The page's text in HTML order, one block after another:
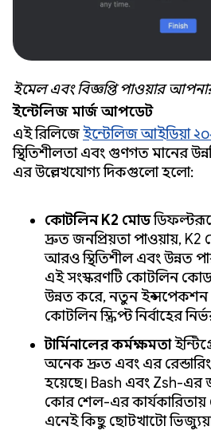
ইমেল এবং বিজ্ঞপ্তি পাওয়ার
ইন্টেলিজ মার্জ আপডেট
এই রিলিজেইন্টেলিজ আইডিয়া
স্থিতিশীলতা এবং গুণগত মানের
এর উল্লেখযোগ্য দিকগুলো হলো:
কোটলিন K2 মোড:
দ্রুত জনপ্রিয়তা পাওয়ায়,
আরও স্থিতিশীল এবং উন্নত
এই সংস্করণটি কোটলিন কোড
উন্নত করে, নতুন
কোটলিন স্ক্রিপ্ট নির্বাহের
টার্মিনালের কর্মক্ষমতা:
অনেক দ্রুত এবং এর
হয়েছে। Bash এবং Zsh-
কোর শেল-এর কার্যকারিতায়
এনেই কিছু ছোটখাটো